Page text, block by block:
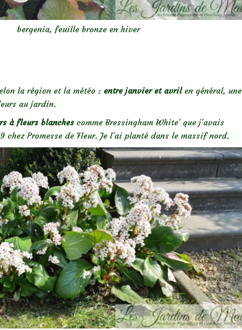
bergenia, feuille bronze en hiver
la région et la météo : entre janvier et avrilen général, une
au jardin.
à fleurs blanches comme Bressingham White’ que j’avais
chez Promesse de Fleur. Je l’ai planté dans le massif nord.